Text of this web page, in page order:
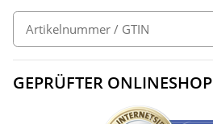
GEPRÜFTER ONLINESHOP